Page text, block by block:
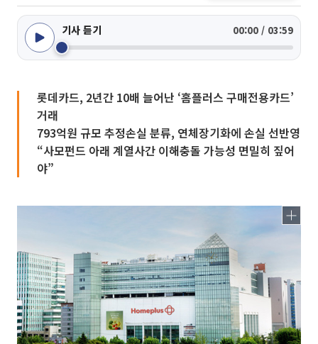
기사 듣기 00:00 / 03:59
롯데카드, 2년간 10배 늘어난 ‘홈플러스 구매전용카드’
거래
793억원 규모 추정손실 분류, 연체장기화에 손실 선반영
“사모펀드 아래 계열사간 이해충돌 가능성 면밀히 짚어
야”